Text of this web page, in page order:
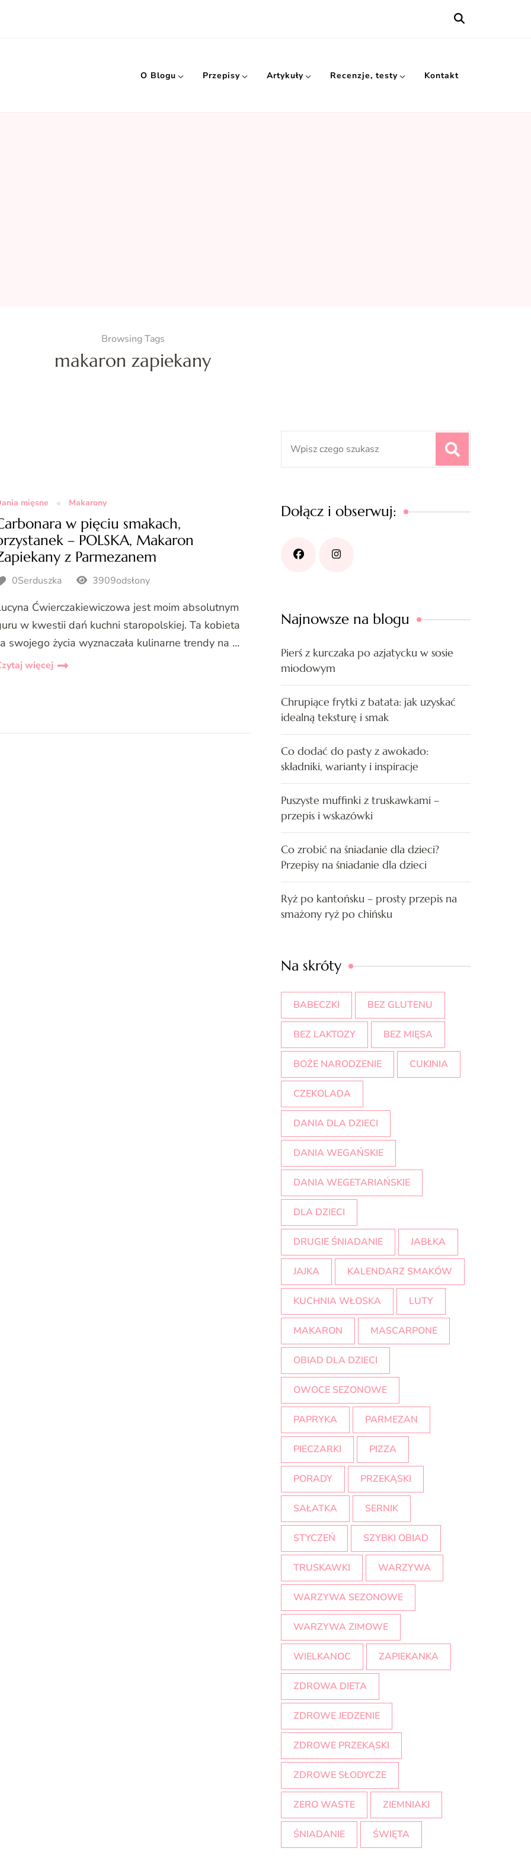
O Blogu Przepisy Artykuły Recenzje, testy Kontakt
Browsing Tags
makaron zapiekany
mięsne Makarony
w pięciu smakach,
– POLSKA, Makaron
z Parmezanem
0Serduszka 3909odsłony
Ćwierczakiewiczowa jest moim absolutnym
w kwestii dań kuchni staropolskiej. Ta kobieta
swojego życia wyznaczała kulinarne trendy na …
więcej
Dołącz i obserwuj:
Najnowsze na blogu
Pierś z kurczaka po azjatycku w sosie
miodowym
Chrupiące frytki z batata: jak uzyskać
idealną teksturę i smak
Co dodać do pasty z awokado:
składniki, warianty i inspiracje
Puszyste muffinki z truskawkami –
przepis i wskazówki
Co zrobić na śniadanie dla dzieci?
Przepisy na śniadanie dla dzieci
Ryż po kantońsku – prosty przepis na
smażony ryż po chińsku
Na skróty
BABECZKI BEZ GLUTENU
BEZ LAKTOZY BEZ MIĘSA
BOŻE NARODZENIE CUKINIA
CZEKOLADA
DANIA DLA DZIECI
DANIA WEGAŃSKIE
DANIA WEGETARIAŃSKIE
DLA DZIECI
DRUGIE ŚNIADANIE JABŁKA
JAJKA KALENDARZ SMAKÓW
KUCHNIA WŁOSKA LUTY
MAKARON MASCARPONE
OBIAD DLA DZIECI
OWOCE SEZONOWE
PAPRYKA PARMEZAN
PIECZARKI PIZZA
PORADY PRZEKĄSKI
SAŁATKA SERNIK
STYCZEŃ SZYBKI OBIAD
TRUSKAWKI WARZYWA
WARZYWA SEZONOWE
WARZYWA ZIMOWE
WIELKANOC ZAPIEKANKA
ZDROWA DIETA
ZDROWE JEDZENIE
ZDROWE PRZEKĄSKI
ZDROWE SŁODYCZE
ZERO WASTE ZIEMNIAKI
ŚNIADANIE ŚWIĘTA